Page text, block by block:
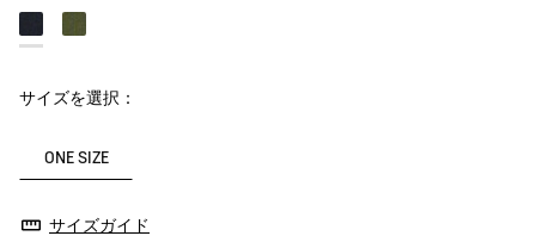
サイズを選択：
ONE SIZE
サイズガイド